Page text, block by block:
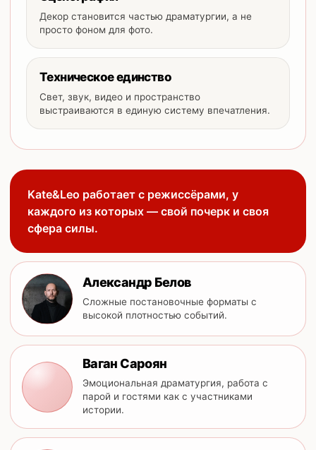
Декор становится частью драматургии, а не
просто фоном для фото.
Техническое единство
Свет, звук, видео и пространство
выстраиваются в единую систему впечатления.
Kate&Leo работает с режиссёрами, у
каждого из которых — свой почерк и своя
сфера силы.
Александр Белов
Сложные постановочные форматы с
высокой плотностью событий.
Ваган Сароян
Эмоциональная драматургия, работа с
парой и гостями как с участниками
истории.